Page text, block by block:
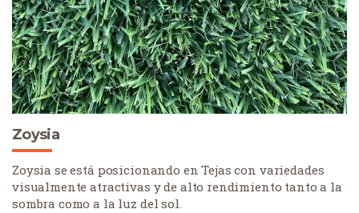
Zoysia
Zoysia se está posicionando en Tejas con variedades
visualmente atractivas y de alto rendimiento tanto a la
sombra como a la luz del sol.